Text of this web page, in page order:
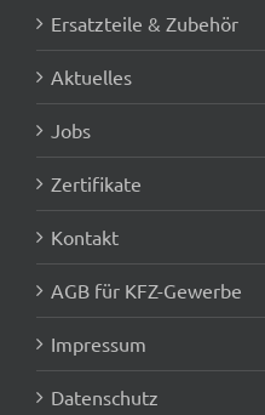
Ersatzteile & Zubehör
Aktuelles
Jobs
Zertifikate
Kontakt
AGB für KFZ-Gewerbe
Impressum
Datenschutz